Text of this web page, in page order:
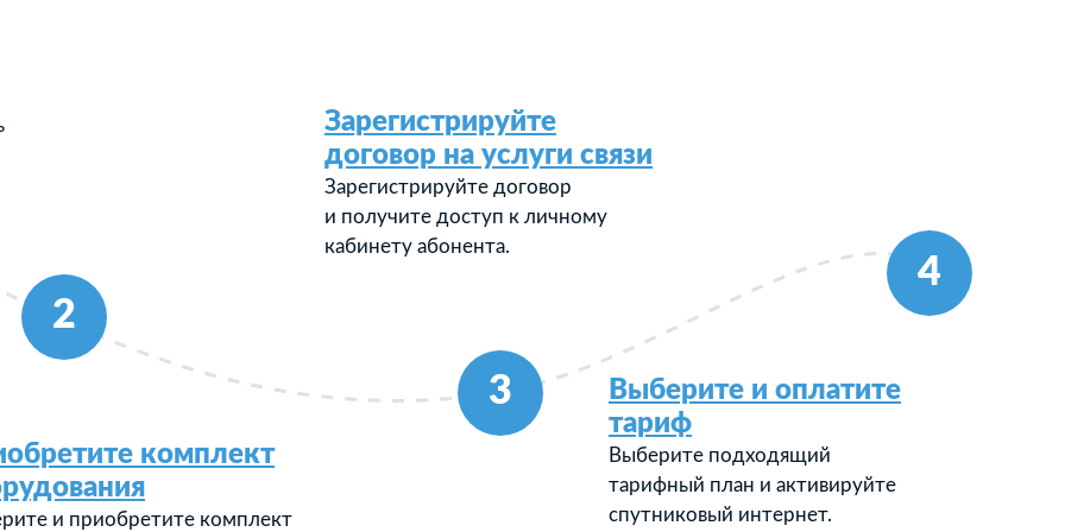
2
3
4
комплект
и приобретите комплект
Зарегистрируйте
договор на услуги связи
Зарегистрируйте договор
и получите доступ к личному
кабинету абонента.
Выберите и оплатите
тариф
Выберите подходящий
тарифный план и активируйте
спутниковый интернет.